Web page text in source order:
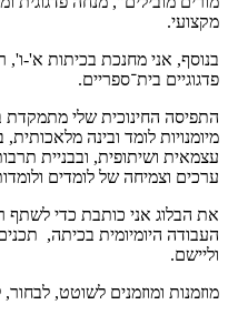
מקצועי.
בנוסף, אני מחנכת בכיתות א'-ו',
פדגוגיים בית־ספריים.
התפיסה החינוכית שלי מתמקדת
מיומנויות לומד ובינה
עצמאית ושיתופית, ובבניית
ערכים וצמיחה של לומדים
את הבלוג אני כותבת כדי לשתף
העבודה היומיומית בכיתה,
וליישם.
מוזמנות ומוזמנים לשוטט,